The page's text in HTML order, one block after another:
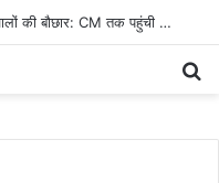
CECB रायगढ़ में ‘जूनियर साइंटिस्ट’ पर सवालों की बौछार: CM तक पहुंची शिकायत, निष्पक्ष जांच और तबादले की मांग तेज